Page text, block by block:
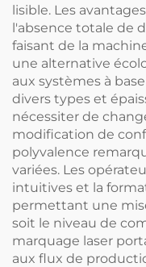
lisible. Les
l'absence totale de
faisant de la
une alternative
aux systèmes à
divers types et
nécessiter de
modification de
polyvalence
variées. Les
intuitives et la
permettant une
soit le niveau de
marquage laser
aux flux de